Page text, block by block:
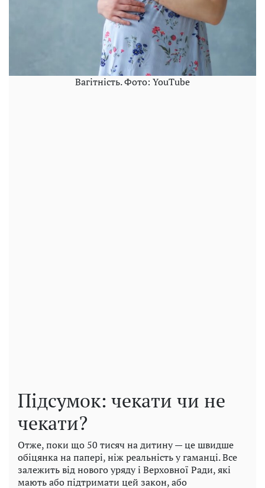
Вагітність. Фото: YouTube
Підсумок: чекати чи не
чекати?
Отже, поки що 50 тисяч на дитину — це швидше
обіцянка на папері, ніж реальність у гаманці. Все
залежить від нового уряду і Верховної Ради, які
мають або підтримати цей закон, або